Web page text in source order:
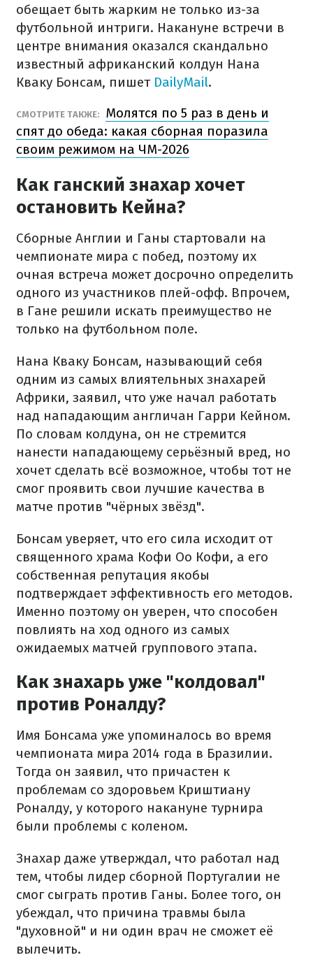
обещает быть жарким не только из-за
футбольной интриги. Накануне встречи в
центре внимания оказался скандально
известный африканский колдун Нана
Кваку Бонсам, пишет DailyMail.
СМОТРИТЕ ТАКЖЕ:
Молятся по 5 раз в день и
спят до обеда: какая сборная поразила
своим режимом на ЧМ-2026
Как ганский знахар хочет
остановить Кейна?
Сборные Англии и Ганы стартовали на
чемпионате мира с побед, поэтому их
очная встреча может досрочно определить
одного из участников плей-офф. Впрочем,
в Гане решили искать преимущество не
только на футбольном поле.
Нана Кваку Бонсам, называющий себя
одним из самых влиятельных знахарей
Африки, заявил, что уже начал работать
над нападающим англичан Гарри Кейном.
По словам колдуна, он не стремится
нанести нападающему серьёзный вред, но
хочет сделать всё возможное, чтобы тот не
смог проявить свои лучшие качества в
матче против "чёрных звёзд".
Бонсам уверяет, что его сила исходит от
священного храма Кофи Оо Кофи, а его
собственная репутация якобы
подтверждает эффективность его методов.
Именно поэтому он уверен, что способен
повлиять на ход одного из самых
ожидаемых матчей группового этапа.
Как знахарь уже "колдовал"
против Роналду?
Имя Бонсама уже упоминалось во время
чемпионата мира 2014 года в Бразилии.
Тогда он заявил, что причастен к
проблемам со здоровьем Криштиану
Роналду, у которого накануне турнира
были проблемы с коленом.
Знахар даже утверждал, что работал над
тем, чтобы лидер сборной Португалии не
смог сыграть против Ганы. Более того, он
убеждал, что причина травмы была
"духовной" и ни один врач не сможет её
вылечить.